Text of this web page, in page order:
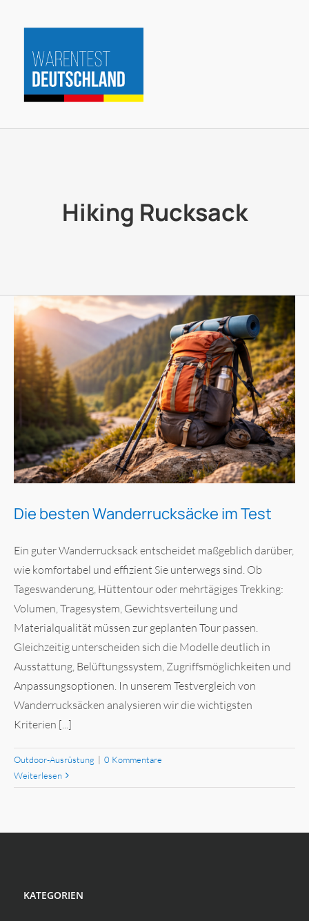
Inhalt
springen
Hiking Rucksack
Die besten Wanderrucksäcke im Test
Ein guter Wanderrucksack entscheidet maßgeblich darüber,
wie komfortabel und effizient Sie unterwegs sind. Ob
Tageswanderung, Hüttentour oder mehrtägiges Trekking:
Volumen, Tragesystem, Gewichtsverteilung und
Materialqualität müssen zur geplanten Tour passen.
Gleichzeitig unterscheiden sich die Modelle deutlich in
Ausstattung, Belüftungssystem, Zugriffsmöglichkeiten und
Anpassungsoptionen. In unserem Testvergleich von
Wanderrucksäcken analysieren wir die wichtigsten
Kriterien [...]
Outdoor-Ausrüstung | 0 Kommentare
Weiterlesen
KATEGORIEN